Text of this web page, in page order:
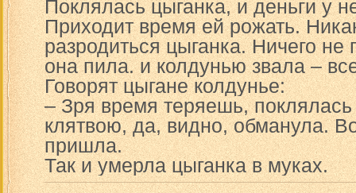
Поклялась цыганка, и деньги у
Приходит время ей рожать.
разродиться цыганка. Ничего не
она пила. и колдунью звала –
Говорят цыгане колдунье:
– Зря время теряешь,
клятвою, да, видно, обманула.
пришла.
Так и умерла цыганка в муках.